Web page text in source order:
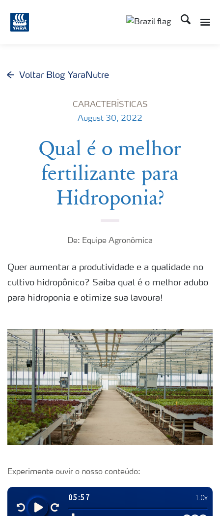
Busca
Voltar Blog YaraNutre
CARACTERÍSTICAS
August 30, 2022
Qual é o melhor
fertilizante para
Hidroponia?
De: Equipe Agronômica
Quer aumentar a produtividade e a qualidade no
cultivo hidropônico? Saiba qual é o melhor adubo
para hidroponia e otimize sua lavoura!
Experimente ouvir o nosso conteúdo: